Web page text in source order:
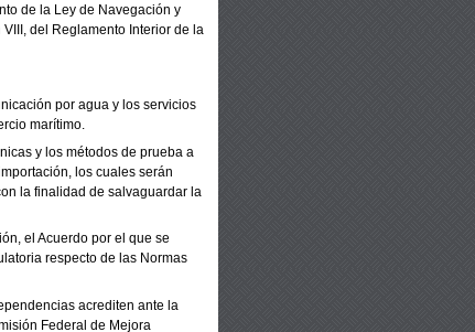
de la Ley de Navegación y
del Reglamento Interior de la
por agua y los servicios
marítimo.
y los métodos de prueba a
los cuales serán
la finalidad de salvaguardar la
el Acuerdo por el que se
respecto de las Normas
acrediten ante la
Federal de Mejora